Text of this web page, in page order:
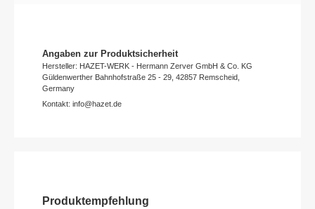
Angaben zur Produktsicherheit
Hersteller: HAZET-WERK - Hermann Zerver GmbH & Co. KG
Güldenwerther Bahnhofstraße 25 - 29, 42857 Remscheid,
Germany
Kontakt: info@hazet.de
Produktempfehlung